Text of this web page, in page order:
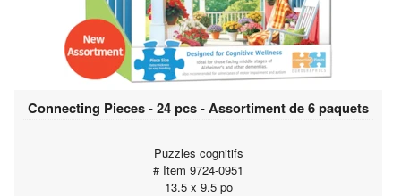
Connecting Pieces - 24 pcs - Assortiment de 6 paquets
Puzzles cognitifs
# Item 9724-0951
13.5 x 9.5 po